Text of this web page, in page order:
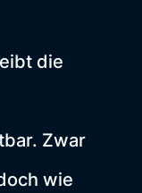
die
Zwar
wie